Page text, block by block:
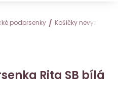
podprsenky Košíčky
Rita SB bílá